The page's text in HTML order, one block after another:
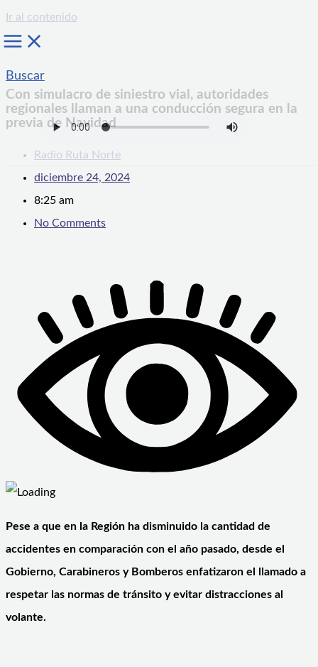
Ir al contenido
Buscar
Con simulacro de siniestro vial, autoridades
regionales llaman a una conducción segura en la
previa de Navidad
Radio Ruta Norte
diciembre 24, 2024
8:25 am
No Comments
Pese a que en la Región ha disminuido la cantidad de
accidentes en comparación con el año pasado, desde el
Gobierno, Carabineros y Bomberos enfatizaron el llamado a
respetar las normas de tránsito y evitar distracciones al
volante.